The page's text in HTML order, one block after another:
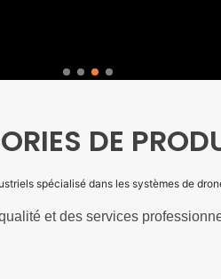
DE
spécialisé dans les systèmes de
et des services